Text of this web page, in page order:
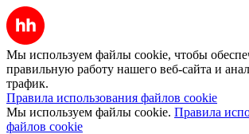
Мы используем файлы cookie, чтобы
правильную работу нашего веб-сайта и
трафик.
Правила использования файлов cookie
Мы используем файлы cookie. Правила
файлов cookie